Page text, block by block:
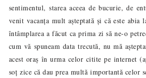
sentimentul, starea aceea de bucurie, de
venit vacanța mult așteptată și că este abia
întâmplarea a făcut ca prima zi să ne-o
cum vă spuneam data trecută, nu mă
acest oraș în urma celor citite pe internet
soț zice că dau prea multă importantă celor